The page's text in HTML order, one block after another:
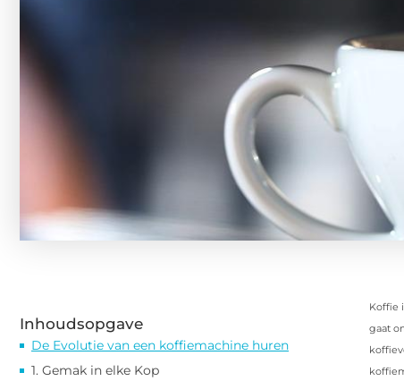
Inhoudsopgave
De Evolutie van een koffiemachine huren
1. Gemak in elke Kop
Koffie
gaat